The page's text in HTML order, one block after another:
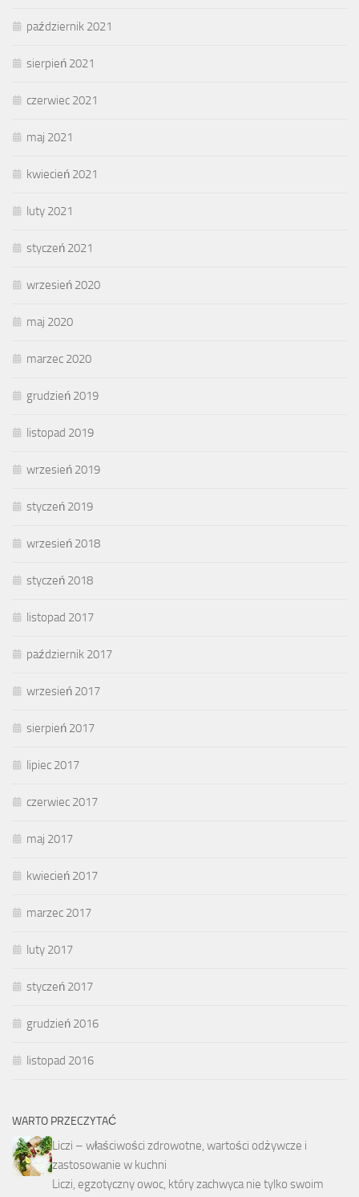
październik 2021
sierpień 2021
czerwiec 2021
maj 2021
kwiecień 2021
luty 2021
styczeń 2021
wrzesień 2020
maj 2020
marzec 2020
grudzień 2019
listopad 2019
wrzesień 2019
styczeń 2019
wrzesień 2018
styczeń 2018
listopad 2017
październik 2017
wrzesień 2017
sierpień 2017
lipiec 2017
czerwiec 2017
maj 2017
kwiecień 2017
marzec 2017
luty 2017
styczeń 2017
grudzień 2016
listopad 2016
WARTO PRZECZYTAĆ
Liczi – właściwości zdrowotne, wartości odżywcze i
zastosowanie w kuchni
Liczi, egzotyczny owoc, który zachwyca nie tylko swoim